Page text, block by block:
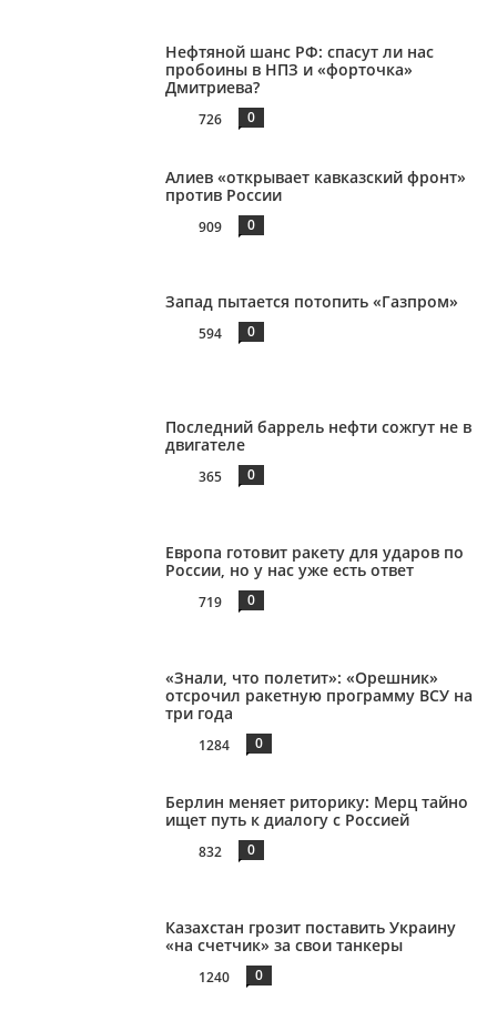
Нефтяной шанс РФ: спасут ли нас
пробоины в НПЗ и «форточка»
Дмитриева?
726 0
Алиев «открывает кавказский фронт»
против России
909 0
Запад пытается потопить «Газпром»
594 0
Последний баррель нефти сожгут не в
двигателе
365 0
Европа готовит ракету для ударов по
России, но у нас уже есть ответ
719 0
«Знали, что полетит»: «Орешник»
отсрочил ракетную программу ВСУ на
три года
1284 0
Берлин меняет риторику: Мерц тайно
ищет путь к диалогу с Россией
832 0
Казахстан грозит поставить Украину
«на счетчик» за свои танкеры
1240 0